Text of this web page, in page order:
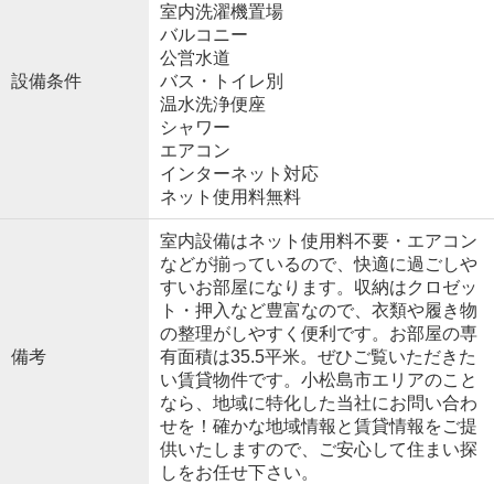
設備条件
室内洗濯機置場
バルコニー
公営水道
バス・トイレ別
温水洗浄便座
シャワー
エアコン
インターネット対応
ネット使用料無料
備考
室内設備はネット使用料不要・エアコン
などが揃っているので、快適に過ごしや
すいお部屋になります。収納はクロゼッ
ト・押入など豊富なので、衣類や履き物
の整理がしやすく便利です。お部屋の専
有面積は35.5平米。ぜひご覧いただきた
い賃貸物件です。小松島市エリアのこと
なら、地域に特化した当社にお問い合わ
せを！確かな地域情報と賃貸情報をご提
供いたしますので、ご安心して住まい探
しをお任せ下さい。